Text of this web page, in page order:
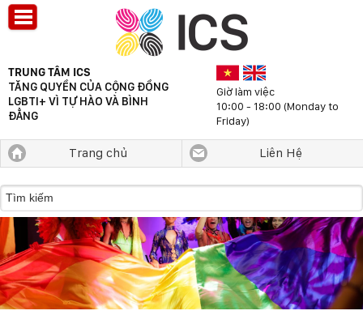
TRUNG TÂM ICS
TĂNG QUYỀN CỦA CỘNG ĐỒNG
LGBTI+ VÌ TỰ HÀO VÀ BÌNH
ĐẲNG
Giờ làm việc
10:00 - 18:00 (Monday to
Friday)
Trang chủ Liên Hệ